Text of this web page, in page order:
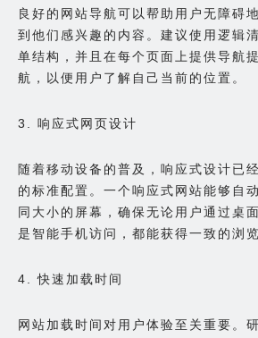
良好的网站导航可以帮助用户无障碍
到他们感兴趣的内容。建议使用逻辑
单结构，并且在每个页面上提供导航
航，以便用户了解自己当前的位置。
3. 响应式网页设计
随着移动设备的普及，响应式设计已
的标准配置。一个响应式网站能够自
同大小的屏幕，确保无论用户通过桌
是智能手机访问，都能获得一致的浏览
4. 快速加载时间
网站加载时间对用户体验至关重要。